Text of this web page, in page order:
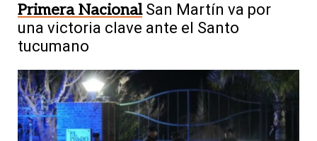
Primera Nacional San Martín va por
una victoria clave ante el Santo
tucumano